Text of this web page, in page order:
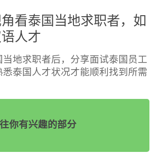
看泰国当地求职者，如
人才
地求职者后，分享面试泰国员工
泰国人才状况才能顺利找到所需
你有兴趣的部分